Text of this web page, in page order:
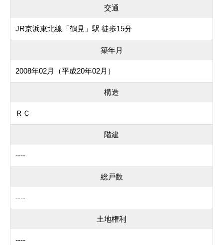
交通
JR京浜東北線「鶴見」駅 徒歩15分
築年月
2008年02月（平成20年02月）
構造
ＲＣ
階建
----
総戸数
----
土地権利
----